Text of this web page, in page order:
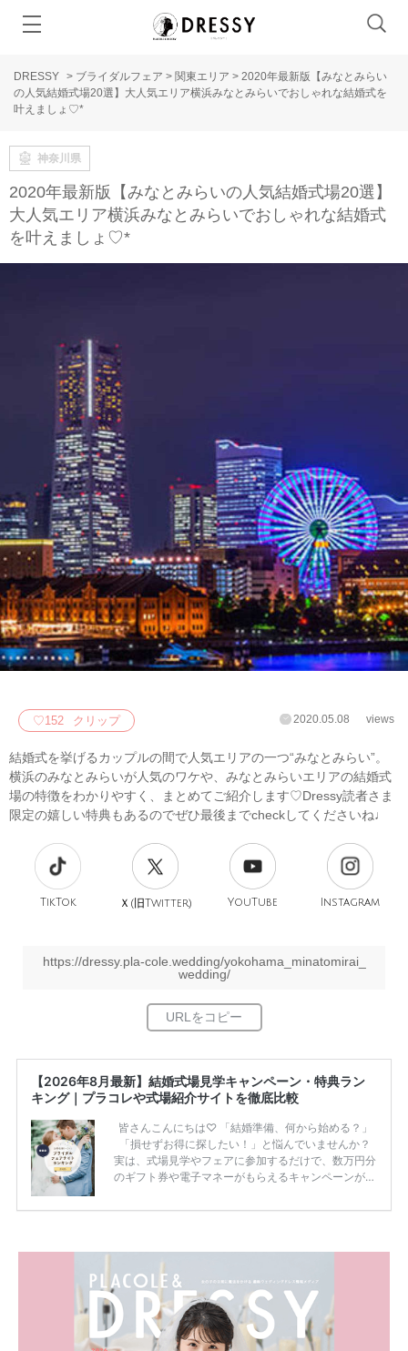
DRESSY > ブライダルフェア > 関東エリア > 2020年最新版【みなとみらい
の人気結婚式場20選】大人気エリア横浜みなとみらいでおしゃれな結婚式を
叶えましょ♡*
神奈川県
2020年最新版【みなとみらいの人気結婚式場20選】
大人気エリア横浜みなとみらいでおしゃれな結婚式
を叶えましょ♡*
♡152 クリップ 2020.05.08 views
結婚式を挙げるカップルの間で人気エリアの一つ“みなとみらい”。
横浜のみなとみらいが人気のワケや、みなとみらいエリアの結婚式
場の特徴をわかりやすく、まとめてご紹介します♡Dressy読者さま
限定の嬉しい特典もあるのでぜひ最後までcheckしてくださいね♩
TikTok Ｘ(旧Twitter) YouTube Instagram
https://dressy.pla-cole.wedding/yokohama_minatomirai_
wedding/
【2026年8月最新】結婚式場見学キャンペーン・特典ラン
キング｜プラコレや式場紹介サイトを徹底比較
皆さんこんにちは♡ 「結婚準備、何から始める？」
「損せずお得に探したい！」と悩んでいませんか？
実は、式場見学やフェアに参加するだけで、数万円分
のギフト券や電子マネーがもらえるキャンペーンがあ
ため、比較せずに選ぶと損をしてしまうことも……。
内容：特典金額・条件・応募方法・注意点 「どこが
一番お得？」「プラコレの特典は？」といった疑問も
解決します。 まずは診断で候補を絞れる「ウェディ
ング診断」か、体験型 […]
続きを読む